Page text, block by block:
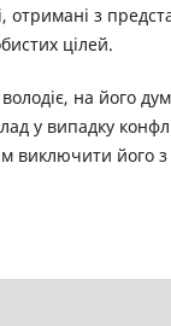
отримані з
цілей.
на його
у випадку
виключити його